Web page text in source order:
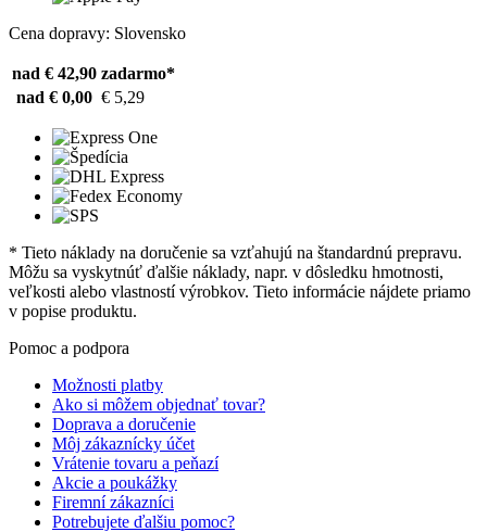
Cena dopravy: Slovensko
nad € 42,90 zadarmo*
nad € 0,00 € 5,29
* Tieto náklady na doručenie sa vzťahujú na štandardnú prepravu.
Môžu sa vyskytnúť ďalšie náklady, napr. v dôsledku hmotnosti,
veľkosti alebo vlastností výrobkov. Tieto informácie nájdete priamo
v popise produktu.
Pomoc a podpora
Možnosti platby
Ako si môžem objednať tovar?
Doprava a doručenie
Môj zákaznícky účet
Vrátenie tovaru a peňazí
Akcie a poukážky
Firemní zákazníci
Potrebujete ďalšiu pomoc?